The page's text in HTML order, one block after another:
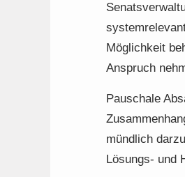
Möglichkeit
Anspruch
Pauschale
mündlich
Lösungs- und